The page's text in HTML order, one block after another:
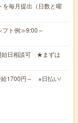
毎月提出（日数と曜
フト例≫9:00～
始日相談可 ★まずは
1700円～ ※日払い/